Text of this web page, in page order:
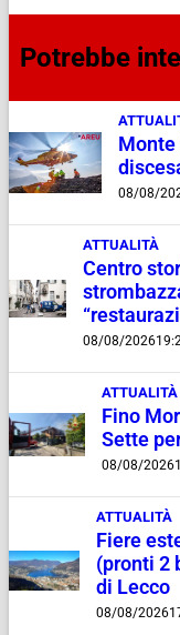
Potrebbe
Monte
08/08/
ATTUALITÀ
Centro
08/08/2026
ATTUALITÀ
Fino
Sette
08/08/2026
ATTUALITÀ
Fiere
(pronti 2
di Lecco
08/08/2026